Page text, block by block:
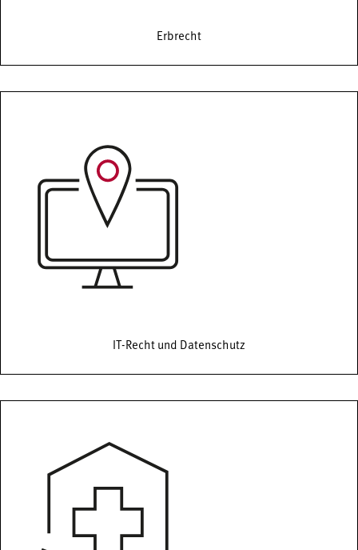
Erbrecht
IT-Recht und Datenschutz